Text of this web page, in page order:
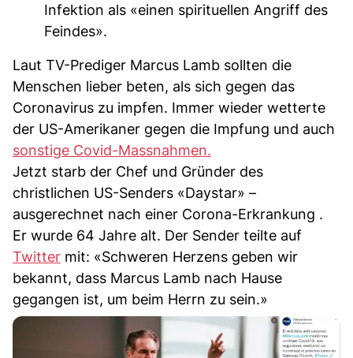
Infektion als «einen spirituellen Angriff des
Feindes».
Laut TV-Prediger Marcus Lamb sollten die
Menschen lieber beten, als sich gegen das
Coronavirus zu impfen. Immer wieder wetterte
der US-Amerikaner gegen die Impfung und auch
sonstige Covid-Massnahmen.
Jetzt starb der Chef und Gründer des
christlichen US-Senders «Daystar» –
ausgerechnet nach einer Corona-Erkrankung .
Er wurde 64 Jahre alt. Der Sender teilte auf
Twitter mit: «Schweren Herzens geben wir
bekannt, dass Marcus Lamb nach Hause
gegangen ist, um beim Herrn zu sein.»